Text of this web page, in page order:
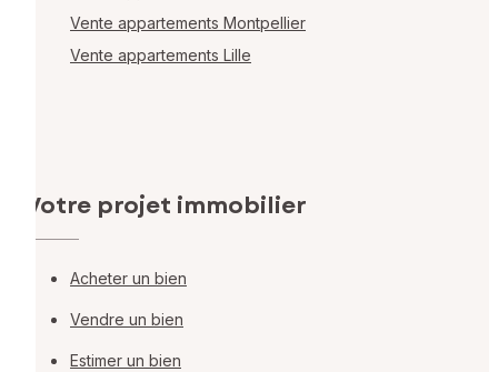
Vente appartements Montpellier
Vente appartements Lille
Votre projet immobilier
Acheter un bien
Vendre un bien
Estimer un bien